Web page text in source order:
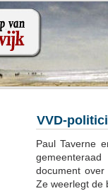
VVD-
Paul Taverne
document
Ze weerlegt de